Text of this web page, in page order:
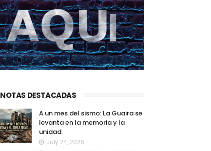
NOTAS DESTACADAS
A un mes del sismo: La Guaira se
levanta en la memoria y la
unidad
July 24, 2026